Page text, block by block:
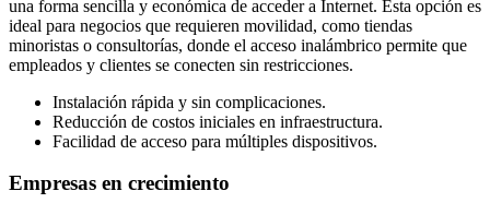
una forma sencilla y económica de acceder a Internet. Esta opción es
ideal para negocios que requieren movilidad, como tiendas
minoristas o consultorías, donde el acceso inalámbrico permite que
empleados y clientes se conecten sin restricciones.
Instalación rápida y sin complicaciones.
Reducción de costos iniciales en infraestructura.
Facilidad de acceso para múltiples dispositivos.
Empresas en crecimiento